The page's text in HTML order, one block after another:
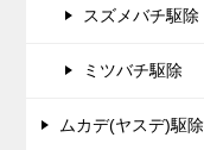
スズメバチ駆除
ミツバチ駆除
ムカデ(ヤスデ)駆除